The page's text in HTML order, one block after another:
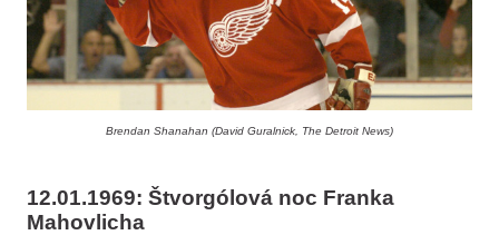
Brendan Shanahan (David Guralnick, The Detroit News)
12.01.1969: Štvorgólová noc Franka
Mahovlicha